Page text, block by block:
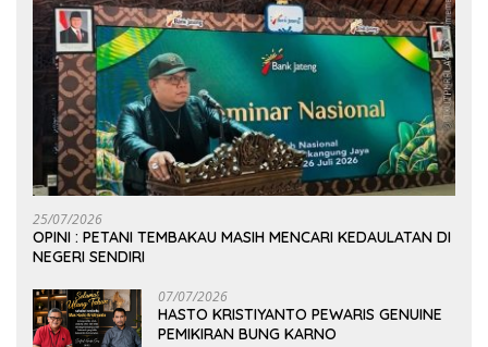
25/07/2026
OPINI : PETANI TEMBAKAU MASIH MENCARI KEDAULATAN DI
NEGERI SENDIRI
07/07/2026
HASTO KRISTIYANTO PEWARIS GENUINE
PEMIKIRAN BUNG KARNO